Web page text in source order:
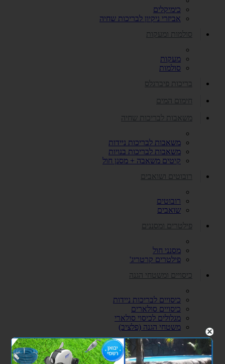
כימיקלים
אביזרי ניקיון לבריכות שחיה
סולמות ומעקות
מעקות
סולמות
בריכות פיברגלס
חימום המים
משאבות לבריכות שחיה
משאבות לבריכות ניידות
משאבות לבריכות בנויות
קיטים משאבה + מסנן חול
רובוטים ושואבים
רובוטים
שואבים
פילטרים ומסננים
מסנני חול
פילטרים קרטריג'
כיסויים ומשטחי הגנה
כיסויים לבריכות ניידות
כיסויים סולארים
מגלולים לכיסוי סולארי
משטחי הגנה (פלציב)
מכשירי מלח ובקרים לבריכה
צנרת ואביזרי PVC